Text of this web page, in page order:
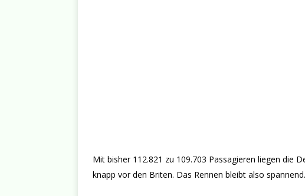
Mit bisher 112.821 zu 109.703 Passagieren liegen die
knapp vor den Briten. Das Rennen bleibt also spannend.